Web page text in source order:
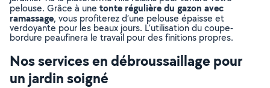
pelouse. Grâce à une tonte régulière du gazon avec
ramassage, vous profiterez d’une pelouse épaisse et
verdoyante pour les beaux jours. L’utilisation du coupe-
bordure peaufinera le travail pour des finitions propres.
Nos services en débroussaillage pour
un jardin soigné